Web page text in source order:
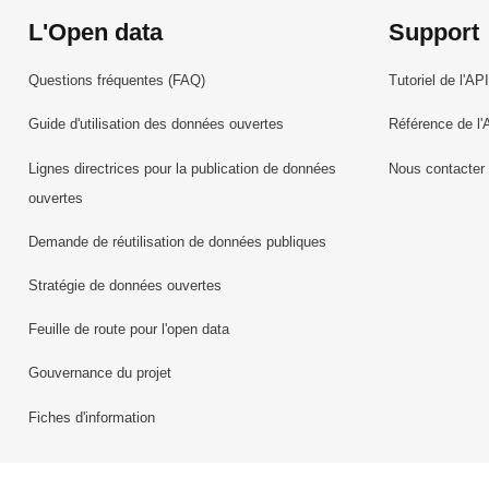
L'Open data
Questions fréquentes (FAQ)
Guide d'utilisation des données ouvertes
Lignes directrices pour la publication de données
ouvertes
Demande de réutilisation de données publiques
Stratégie de données ouvertes
Feuille de route pour l'open data
Gouvernance du projet
Fiches d'information
Support
Tutoriel de l'API
Référence de
Nous contacter